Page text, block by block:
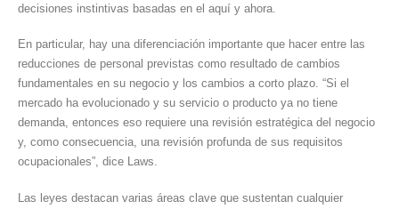
decisiones instintivas basadas en el aquí y ahora.
En particular, hay una diferenciación importante que hacer entre las
reducciones de personal previstas como resultado de cambios
fundamentales en su negocio y los cambios a corto plazo. “Si el
mercado ha evolucionado y su servicio o producto ya no tiene
demanda, entonces eso requiere una revisión estratégica del negocio
y, como consecuencia, una revisión profunda de sus requisitos
ocupacionales”, dice Laws.
Las leyes destacan varias áreas clave que sustentan cualquier